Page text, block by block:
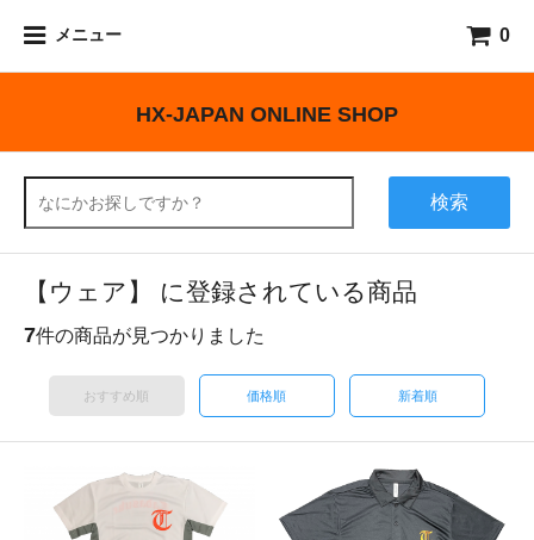
メニュー 0
HX-JAPAN ONLINE SHOP
検索
【ウェア】 に登録されている商品
7件の商品が見つかりました
おすすめ順 価格順 新着順